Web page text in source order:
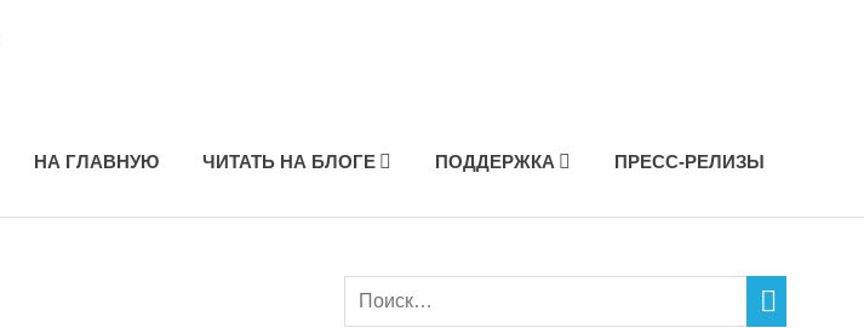
НА ГЛАВНУЮ ЧИТАТЬ НА БЛОГЕ ПОДДЕРЖКА ПРЕСС-РЕЛИЗЫ